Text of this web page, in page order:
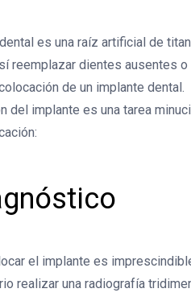
es una raíz artificial de
reemplazar dientes ausentes o
de un implante dental.
del implante es una tarea
el implante es
realizar una radiografía